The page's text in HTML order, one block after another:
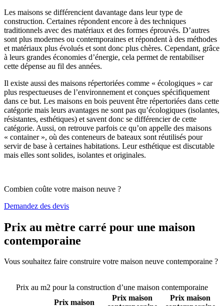
Les maisons se différencient davantage dans leur type de
construction. Certaines répondent encore à des techniques
traditionnels avec des matériaux et des formes éprouvés. D’autres
sont plus modernes ou contemporaines et répondent à des méthodes
et matériaux plus évolués et sont donc plus chères. Cependant, grâce
à leurs grandes économies d’énergie, cela permet de rentabiliser
cette dépense au fil des années.
Il existe aussi des maisons répertoriées comme « écologiques » car
plus respectueuses de l’environnement et conçues spécifiquement
dans ce but. Les maisons en bois peuvent être répertoriées dans cette
catégorie mais leurs avantages ne sont pas qu’écologiques (isolantes,
résistantes, esthétiques) et savent donc se différencier de cette
catégorie. Aussi, on retrouve parfois ce qu’on appelle des maisons
« container », où des conteneurs de bateaux sont réutilisés pour
servir de base à certaines habitations. Leur esthétique est discutable
mais elles sont solides, isolantes et originales.
Combien coûte votre maison neuve ?
Demandez des devis
Prix au mètre carré pour une maison
contemporaine
Vous souhaitez faire construire votre maison neuve contemporaine ?
Prix au m2 pour la construction d’une maison contemporaine
Prix maison
Prix maison
Prix maison